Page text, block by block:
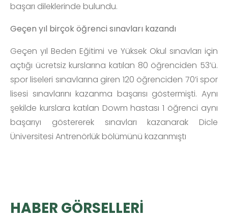
başarı dileklerinde bulundu.
Geçen yıl birçok öğrenci sınavları kazandı
Geçen yıl Beden Eğitimi ve Yüksek Okul sınavları için
açtığı ücretsiz kurslarına katılan 80 öğrenciden 53’ü.
spor liseleri sınavlarına giren 120 öğrenciden 70’i spor
lisesi sınavlarını kazanma başarısı göstermişti. Aynı
şekilde kurslara katılan Dowm hastası 1 öğrenci aynı
başarıyı göstererek sınavları kazanarak Dicle
Üniversitesi Antrenörlük bölümünü kazanmıştı
HABER GÖRSELLERİ